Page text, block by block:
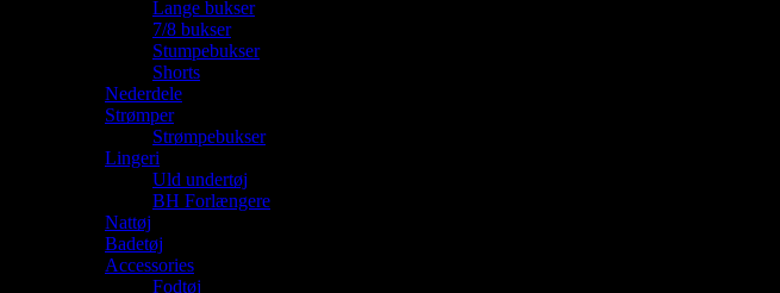
Lange bukser
7/8 bukser
Stumpebukser
Shorts
Nederdele
Strømper
Strømpebukser
Lingeri
Uld undertøj
BH Forlængere
Nattøj
Badetøj
Accessories
Fodtøj